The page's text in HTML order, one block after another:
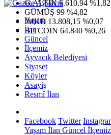
G.ALTIN6.610,94 %1,82
GÜMÜŞ 99 %4,82
IMKB 13.808,15 %0,07
BITCOIN 64.840 %0,26
Yaşam
İlan
Güncel
İlçemiz
Ayvacık Belediyesi
Siyaset
Köyler
Asayiş
Resmî İlan
Facebook Twitter
Yaşam İlan Güncel İlçemiz